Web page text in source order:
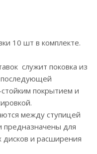
10 шт в комплекте.
служит поковка из
последующей
покрытием и
между ступицей
предназначены для
и расширения